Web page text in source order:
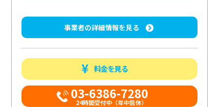
事業者の詳細情報を見る
料金を見る
03-6386-7280
24時間受付中（年中無休）